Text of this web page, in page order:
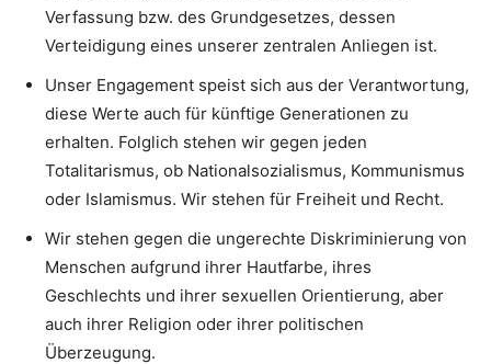
Verfassung bzw. des Grundgesetzes, dessen
Verteidigung eines unserer zentralen Anliegen ist.
Unser Engagement speist sich aus der Verantwortung,
diese Werte auch für künftige Generationen zu
erhalten. Folglich stehen wir gegen jeden
Totalitarismus, ob Nationalsozialismus, Kommunismus
oder Islamismus. Wir stehen für Freiheit und Recht.
Wir stehen gegen die ungerechte Diskriminierung von
Menschen aufgrund ihrer Hautfarbe, ihres
Geschlechts und ihrer sexuellen Orientierung, aber
auch ihrer Religion oder ihrer politischen
Überzeugung.